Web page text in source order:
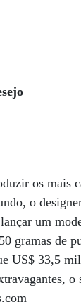
os mais
o
um
gramas de
US$ 33,5
o